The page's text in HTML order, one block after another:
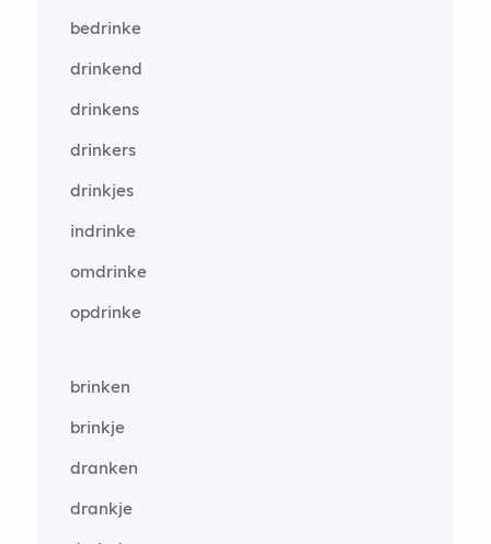
bedrinke
drinkend
drinkens
drinkers
drinkjes
indrinke
omdrinke
opdrinke
brinken
brinkje
dranken
drankje